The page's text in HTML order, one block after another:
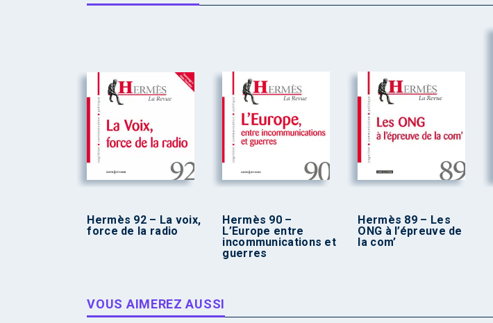
Hermès 92 – La voix,
force de la radio
Hermès 90 –
L’Europe entre
incommunications et
guerres
Hermès 89 – Les
ONG à l’épreuve de
la com’
VOUS AIMEREZ AUSSI